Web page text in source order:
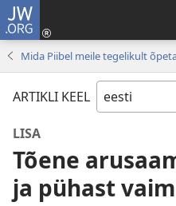
JW.ORG
Mida Piibel meile tegelikult
ARTIKLI KEEL
LISA
Tõene
ja pühast